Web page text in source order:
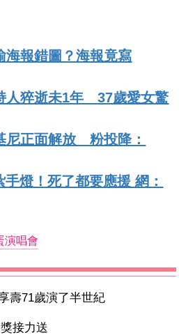
海報錯圖？海報竟寫
人猝逝未1年 37歲愛女驚
尼正面解放 粉投降：
手燈！死了都要應援 網：
演唱會
壽71歲演了半世紀
接力送